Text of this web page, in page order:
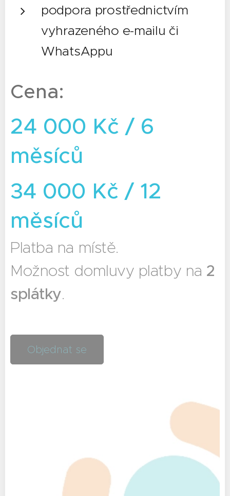
podpora prostřednictvím
vyhrazeného e-mailu či
WhatsAppu
Cena:
24 000 Kč / 6
měsíců
34 000 Kč / 12
měsíců
Platba na místě.
Možnost domluvy platby na 2
splátky.
Objednat se